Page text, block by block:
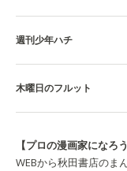
週刊少年ハチ
木曜日のフルット
【プロの漫画家になろ
WEBから秋田書店のま